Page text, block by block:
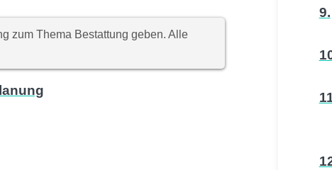
zum Thema Bestattung geben. Alle